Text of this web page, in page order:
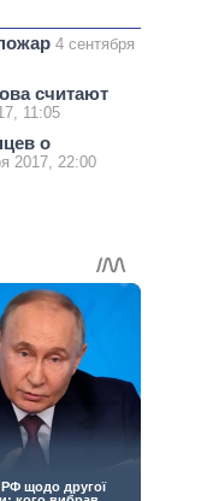
4 сентября
считают
11:05
о
2017, 22:00